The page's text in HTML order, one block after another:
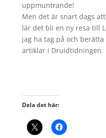
uppmuntrande!
Men det är snart dags
lär det bli en ny resa till
jag ha tag på och
artiklar i Druidtidningen.
Dela det här: